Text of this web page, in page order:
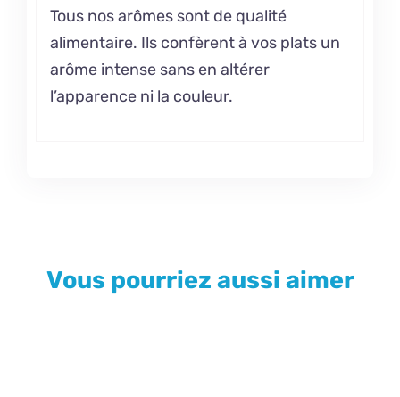
Tous nos arômes sont de qualité
alimentaire. Ils confèrent à vos plats un
arôme intense sans en altérer
l’apparence ni la couleur.
Vous pourriez aussi aimer